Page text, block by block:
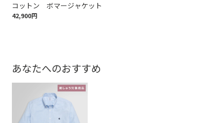
コットン ボマージャケット
42,900円
あなたへのおすすめ